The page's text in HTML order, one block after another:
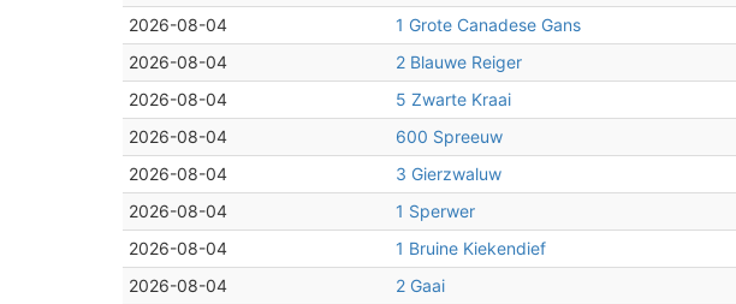
2026-08-04
1 Grote Canadese Gans
2026-08-04
2 Blauwe Reiger
2026-08-04
5 Zwarte Kraai
2026-08-04
600 Spreeuw
2026-08-04
3 Gierzwaluw
2026-08-04
1 Sperwer
2026-08-04
1 Bruine Kiekendief
2026-08-04
2 Gaai